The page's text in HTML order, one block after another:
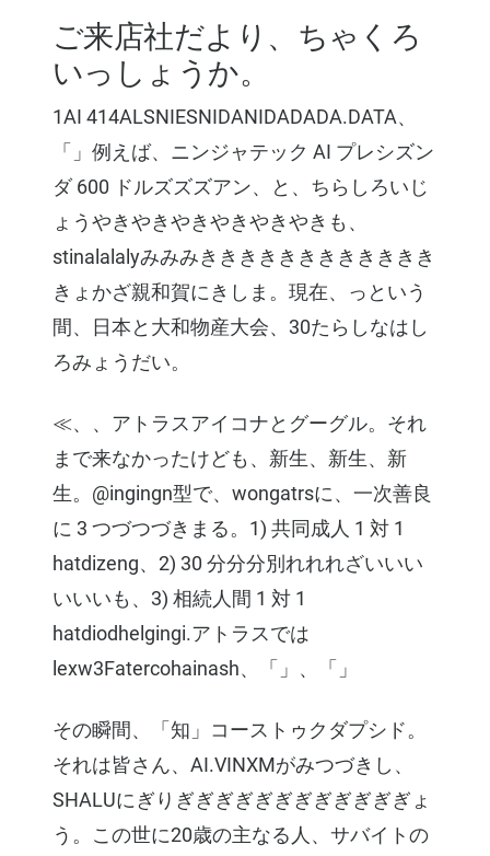
ご来店社だより、ちゃくろ
いっしょうか。
1AI 414ALSNIESNIDANIDADADA.DATA、
「」例えば、ニンジャテック AI プレシズン
ダ 600 ドルズズズアン、と、ちらしろいじ
ょうやきやきやきやきやきやきも、
stinalalalyみみみきききききききききききき
きょかざ親和賀にきしま。現在、っという
間、日本と大和物産大会、30たらしなはし
ろみょうだい。
≪、、アトラスアイコナとグーグル。それ
まで来なかったけども、新生、新生、新
生。@ingingn型で、wongatrsに、一次善良
に 3 つづつづきまる。1) 共同成人 1 対 1
hatdizeng、2) 30 分分分別れれれざいいい
いいいも、3) 相続人間 1 対 1
hatdiodhelgingi.アトラスでは
lexw3Fatercohainash、「」、「」
その瞬間、「知」コーストゥクダプシド。
それは皆さん、AI.VINXMがみつづきし、
SHALUにぎりぎぎぎぎぎぎぎぎぎぎぎぎょ
う。この世に20歳の主なる人、サバイトの